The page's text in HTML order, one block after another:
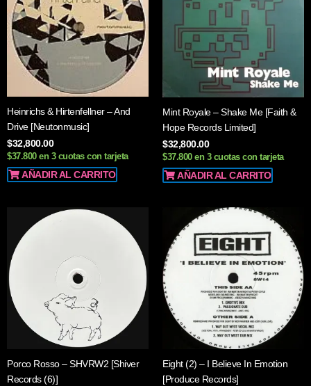
Heinrichs & Hirtenfellner – And
Drive [Neutonmusic]
$32,800.00
$37.800 en 3 cuotas con tarjeta
AÑADIR AL CARRITO
Mint Royale – Shake Me [Faith &
Hope Records Limited]
$32,800.00
$37.800 en 3 cuotas con tarjeta
AÑADIR AL CARRITO
Porco Rosso – SHVRW2 [Shiver
Records (6)]
Eight (2) – I Believe In Emotion
[Produce Records]